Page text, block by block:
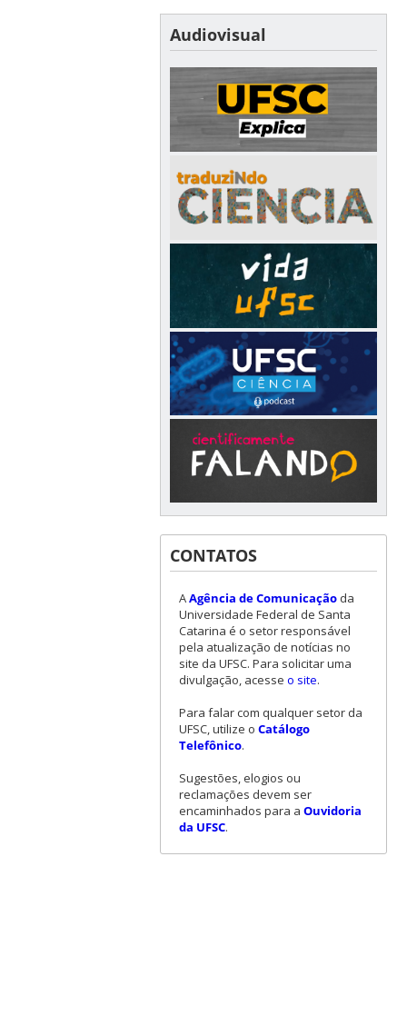
Audiovisual
CONTATOS
AAgência de Comunicaçãoda
Universidade Federal de Santa
Catarina é o setor responsável
pela atualização de notícias no
site da UFSC. Para solicitar uma
divulgação, acesse o site.
Para falar com qualquer setor da
UFSC, utilize o Catálogo
Telefônico.
Sugestões, elogios ou
reclamações devem ser
encaminhados para a Ouvidoria
da UFSC.